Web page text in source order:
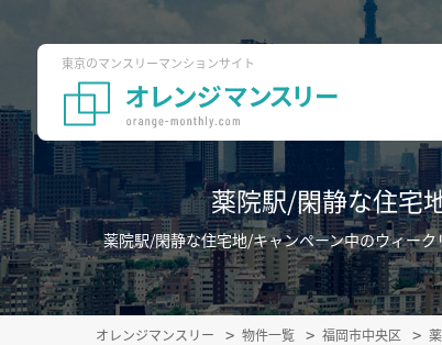
東京のマンスリーマンションサイト
薬院駅/閑静な住宅
薬院駅/閑静な住宅地/キャンペーン中のウィー
オレンジマンスリー 物件一覧 福岡市中央区